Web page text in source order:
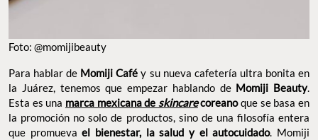
Foto: @momijibeauty
Para hablar de Momiji Café y su nueva cafetería ultra bonita en
la Juárez, tenemos que empezar hablando de Momiji Beauty.
Esta es una marca mexicana de skincare coreanoque se basa en
la promoción no solo de productos, sino de una filosofía entera
que promuevael bienestar, la salud y el autocuidado. Momiji